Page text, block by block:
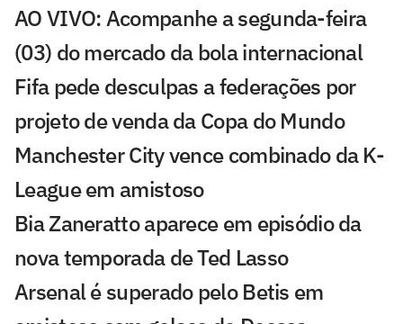
AO VIVO: Acompanhe a segunda-feira
(03) do mercado da bola internacional
Fifa pede desculpas a federações por
projeto de venda da Copa do Mundo
Manchester City vence combinado da K-
League em amistoso
Bia Zaneratto aparece em episódio da
nova temporada de Ted Lasso
Arsenal é superado pelo Betis em